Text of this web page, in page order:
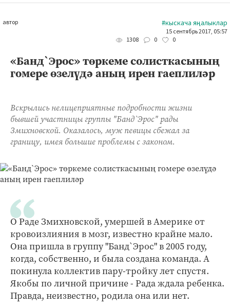
автор #кыскача яңалыклар
15 сентябрь 2017, 05:57
1308
0 0
«Банд`Эрос» төркеме солисткасының
гомере өзелүдә аның ирен гаеплиләр
Вскрылись нелицеприятные подробности жизни
бывшей участницы группы "Банд`Эрос" рады
Змихновской. Оказалось, муж певицы сбежал за
границу, имея большие проблемы с законом.
О Раде Змихновской, умершей в Америке от
кровоизлияния в мозг, известно крайне мало.
Она пришла в группу "Банд`Эрос" в 2005 году,
когда, собственно, и была создана команда. А
покинула коллектив пару-тройку лет спустя.
Якобы по личной причине - Рада ждала ребенка.
Правда, неизвестно, родила она или нет.